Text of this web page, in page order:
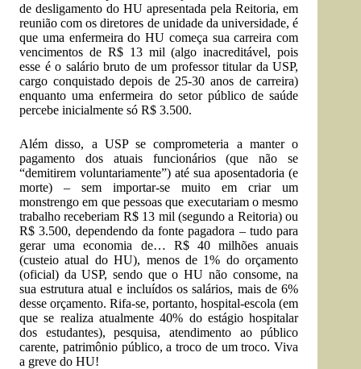
de desligamento do HU apresentada pela Reitoria, em
reunião com os diretores de unidade da universidade, é
que uma enfermeira do HU começa sua carreira com
vencimentos de R$ 13 mil (algo inacreditável, pois
esse é o salário bruto de um professor titular da USP,
cargo conquistado depois de 25-30 anos de carreira)
enquanto uma enfermeira do setor público de saúde
percebe inicialmente só R$ 3.500.
Além disso, a USP se comprometeria a manter o
pagamento dos atuais funcionários (que não se
“demitirem voluntariamente”) até sua aposentadoria (e
morte) – sem importar-se muito em criar um
monstrengo em que pessoas que executariam o mesmo
trabalho receberiam R$ 13 mil (segundo a Reitoria) ou
R$ 3.500, dependendo da fonte pagadora – tudo para
gerar uma economia de… R$ 40 milhões anuais
(custeio atual do HU), menos de 1% do orçamento
(oficial) da USP, sendo que o HU não consome, na
sua estrutura atual e incluídos os salários, mais de 6%
desse orçamento. Rifa-se, portanto, hospital-escola (em
que se realiza atualmente 40% do estágio hospitalar
dos estudantes), pesquisa, atendimento ao público
carente, patrimônio público, a troco de um troco. Viva
a greve do HU!